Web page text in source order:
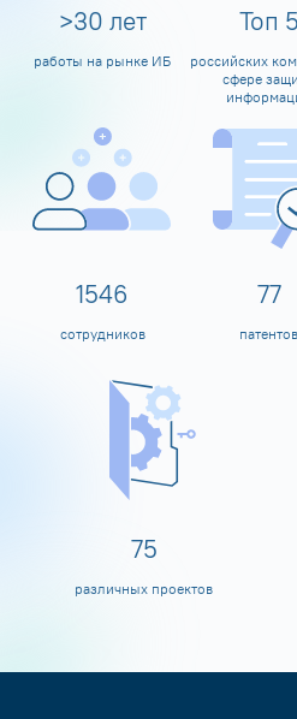
>30 лет
работы на рынке ИБ
Топ 5
российских
сфере
1600
сотрудников
80
патентов
80
различных проектов